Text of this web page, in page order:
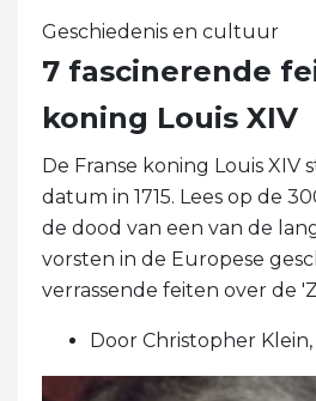
Geschiedenis en cultuur
7 fascinerende
koning Louis XIV
De Franse koning Louis XIV
datum in 1715. Lees op de
de dood van een van de
vorsten in de Europese
verrassende feiten over de
Door Christopher Klein,